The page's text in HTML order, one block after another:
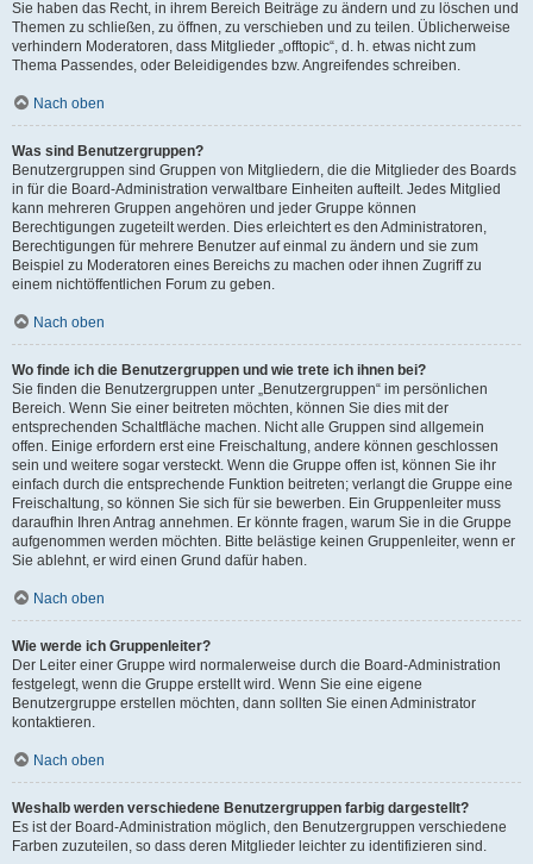
Sie haben das Recht, in ihrem Bereich Beiträge zu ändern und zu löschen und
Themen zu schließen, zu öffnen, zu verschieben und zu teilen. Üblicherweise
verhindern Moderatoren, dass Mitglieder „offtopic“, d. h. etwas nicht zum
Thema Passendes, oder Beleidigendes bzw. Angreifendes schreiben.
Nach oben
Was sind Benutzergruppen?
Benutzergruppen sind Gruppen von Mitgliedern, die die Mitglieder des Boards
in für die Board-Administration verwaltbare Einheiten aufteilt. Jedes Mitglied
kann mehreren Gruppen angehören und jeder Gruppe können
Berechtigungen zugeteilt werden. Dies erleichtert es den Administratoren,
Berechtigungen für mehrere Benutzer auf einmal zu ändern und sie zum
Beispiel zu Moderatoren eines Bereichs zu machen oder ihnen Zugriff zu
einem nichtöffentlichen Forum zu geben.
Nach oben
Wo finde ich die Benutzergruppen und wie trete ich ihnen bei?
Sie finden die Benutzergruppen unter „Benutzergruppen“ im persönlichen
Bereich. Wenn Sie einer beitreten möchten, können Sie dies mit der
entsprechenden Schaltfläche machen. Nicht alle Gruppen sind allgemein
offen. Einige erfordern erst eine Freischaltung, andere können geschlossen
sein und weitere sogar versteckt. Wenn die Gruppe offen ist, können Sie ihr
einfach durch die entsprechende Funktion beitreten; verlangt die Gruppe eine
Freischaltung, so können Sie sich für sie bewerben. Ein Gruppenleiter muss
daraufhin Ihren Antrag annehmen. Er könnte fragen, warum Sie in die Gruppe
aufgenommen werden möchten. Bitte belästige keinen Gruppenleiter, wenn er
Sie ablehnt, er wird einen Grund dafür haben.
Nach oben
Wie werde ich Gruppenleiter?
Der Leiter einer Gruppe wird normalerweise durch die Board-Administration
festgelegt, wenn die Gruppe erstellt wird. Wenn Sie eine eigene
Benutzergruppe erstellen möchten, dann sollten Sie einen Administrator
kontaktieren.
Nach oben
Weshalb werden verschiedene Benutzergruppen farbig dargestellt?
Es ist der Board-Administration möglich, den Benutzergruppen verschiedene
Farben zuzuteilen, so dass deren Mitglieder leichter zu identifizieren sind.